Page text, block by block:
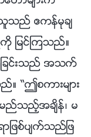
သည္ ဧကန္မုခ်
ျမင္ၾကသည္။
ျခင္းသည္ အသက္
။ “ဤစကားမ်ား
မည္သည့္အခ်ိန္၊ မ
ျဖစ္ပ်က္သည္ျဖ